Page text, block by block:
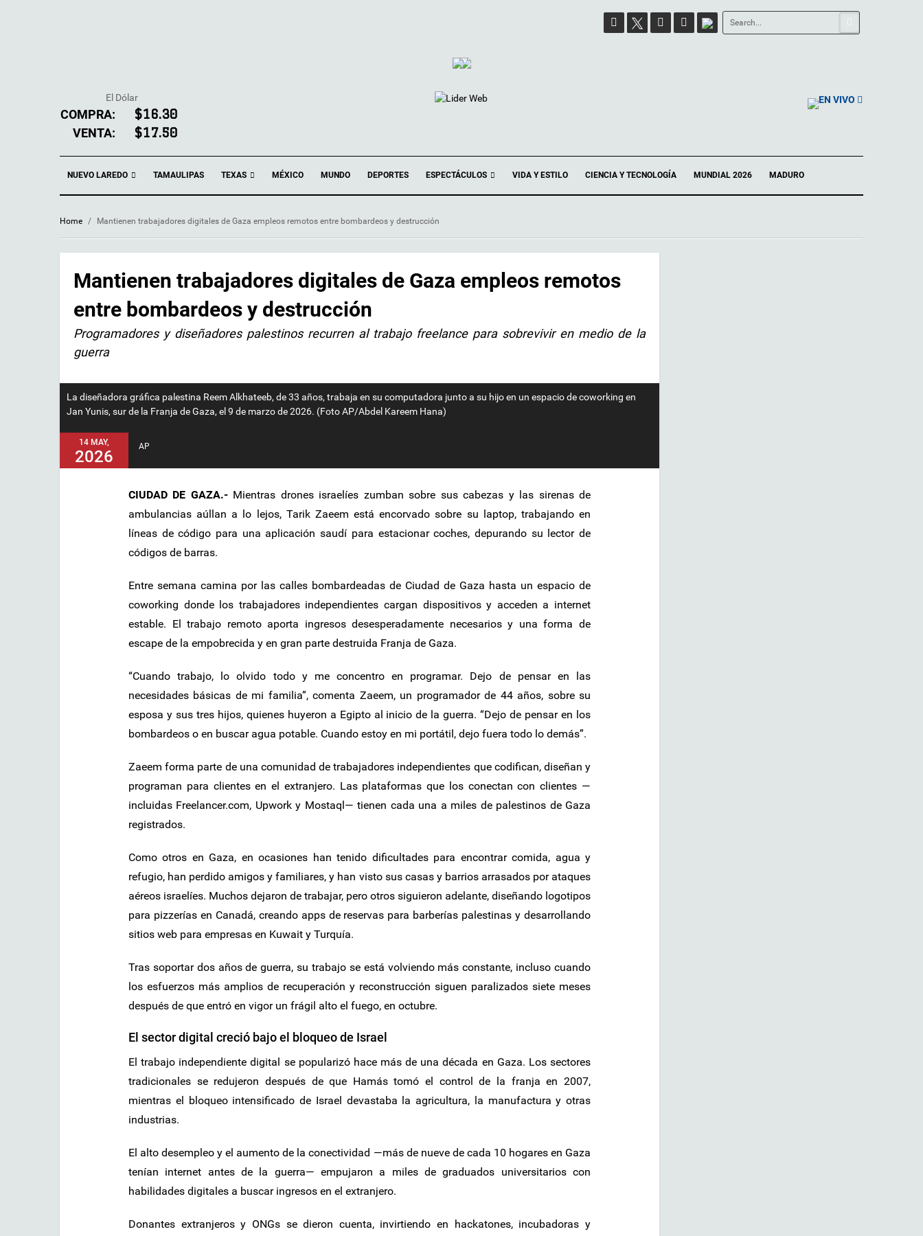
El Dólar
COMPRA: $16.30
VENTA: $17.50
EN VIVO
NUEVO LAREDO TAMAULIPAS TEXAS MÉXICO MUNDO DEPORTES ESPECTÁCULOS VIDA Y ESTILO CIENCIA Y TECNOLOGÍA MUNDIAL 2026 MADURO
Home / Mantienen trabajadores digitales de Gaza empleos remotos entre bombardeos y destrucción
Mantienen trabajadores digitales de Gaza empleos remotos
entre bombardeos y destrucción
Programadores y diseñadores palestinos recurren al trabajo freelance para sobrevivir en medio de la
guerra
La diseñadora gráfica palestina Reem Alkhateeb, de 33 años, trabaja en su computadora junto a su hijo en un espacio de coworking en
Jan Yunis, sur de la Franja de Gaza, el 9 de marzo de 2026. (Foto AP/Abdel Kareem Hana)
14 MAY,
2026
AP
CIUDAD DE GAZA.-Mientras drones israelíes zumban sobre sus cabezas y las sirenas de
ambulancias aúllan a lo lejos, Tarik Zaeem está encorvado sobre su laptop, trabajando en
líneas de código para una aplicación saudí para estacionar coches, depurando su lector de
códigos de barras.
Entre semana camina por las calles bombardeadas de Ciudad de Gaza hasta un espacio de
coworking donde los trabajadores independientes cargan dispositivos y acceden a internet
estable. El trabajo remoto aporta ingresos desesperadamente necesarios y una forma de
escape de la empobrecida y en gran parte destruida Franja de Gaza.
“Cuando trabajo, lo olvido todo y me concentro en programar. Dejo de pensar en las
necesidades básicas de mi familia”, comenta Zaeem, un programador de 44 años, sobre su
esposa y sus tres hijos, quienes huyeron a Egipto al inicio de la guerra. “Dejo de pensar en los
bombardeos o en buscar agua potable. Cuando estoy en mi portátil, dejo fuera todo lo demás”.
Zaeem forma parte de una comunidad de trabajadores independientes que codifican, diseñan y
programan para clientes en el extranjero. Las plataformas que los conectan con clientes —
incluidas Freelancer.com, Upwork y Mostaql— tienen cada una a miles de palestinos de Gaza
registrados.
Como otros en Gaza, en ocasiones han tenido dificultades para encontrar comida, agua y
refugio, han perdido amigos y familiares, y han visto sus casas y barrios arrasados por ataques
aéreos israelíes. Muchos dejaron de trabajar, pero otros siguieron adelante, diseñando logotipos
para pizzerías en Canadá, creando apps de reservas para barberías palestinas y desarrollando
sitios web para empresas en Kuwait y Turquía.
Tras soportar dos años de guerra, su trabajo se está volviendo más constante, incluso cuando
los esfuerzos más amplios de recuperación y reconstrucción siguen paralizados siete meses
después de que entró en vigor un frágil alto el fuego, en octubre.
El sector digital creció bajo el bloqueo de Israel
El trabajo independiente digital se popularizó hace más de una década en Gaza. Los sectores
tradicionales se redujeron después de que Hamás tomó el control de la franja en 2007,
mientras el bloqueo intensificado de Israel devastaba la agricultura, la manufactura y otras
industrias.
El alto desempleo y el aumento de la conectividad —más de nueve de cada 10 hogares en Gaza
tenían internet antes de la guerra— empujaron a miles de graduados universitarios con
habilidades digitales a buscar ingresos en el extranjero.
Donantes extranjeros y ONGs se dieron cuenta, invirtiendo en hackatones, incubadoras y